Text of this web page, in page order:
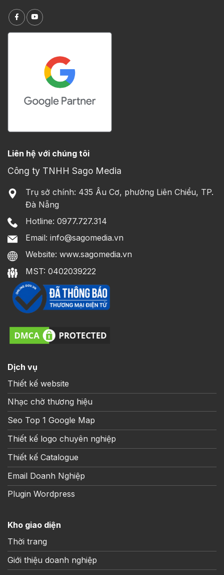
Liên hệ với chúng tôi
Công ty TNHH Sago Media
Trụ sở chính: 435 Âu Cơ, phường Liên Chiểu, TP.
Đà Nẵng
Hotline: 0977.727.314
Email: info@sagomedia.vn
Website: www.sagomedia.vn
MST: 0402039222
Dịch vụ
Thiết kế website
Nhạc chờ thương hiệu
Seo Top 1 Google Map
Thiết kế logo chuyên nghiệp
Thiết kế Catalogue
Email Doanh Nghiệp
Plugin Wordpress
Kho giao diện
Thời trang
Giới thiệu doanh nghiệp